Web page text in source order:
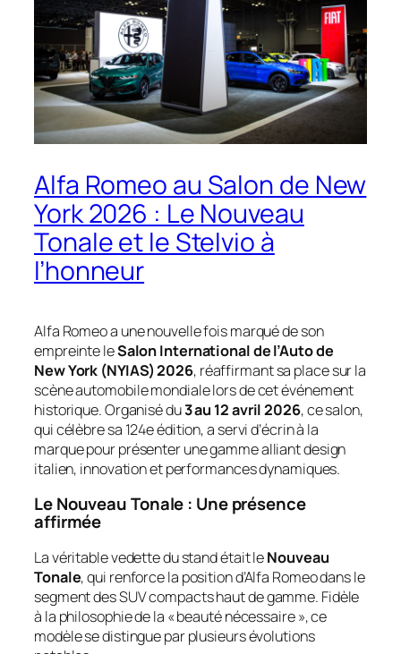
Alfa Romeo au Salon de New
York 2026 : Le Nouveau
Tonale et le Stelvio à
l’honneur
Alfa Romeo a une nouvelle fois marqué de son
empreinte leSalon International de l’Auto de
New York (NYIAS) 2026, réaffirmant sa place sur la
scène automobile mondiale lors de cet événement
historique. Organisé du3 au 12 avril 2026, ce salon,
qui célèbre sa 124e édition, a servi d’écrin à la
marque pour présenter une gamme alliant design
italien, innovation et performances dynamiques.
Le Nouveau Tonale : Une présence
affirmée
La véritable vedette du stand était leNouveau
Tonale, qui renforce la position d’Alfa Romeo dans le
segment des SUV compacts haut de gamme. Fidèle
à la philosophie de la « beauté nécessaire », ce
modèle se distingue par plusieurs évolutions